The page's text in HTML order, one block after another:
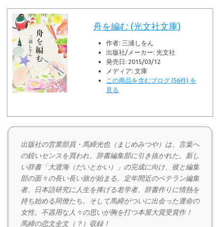
舟を編む (光文社文庫)
作者: 三浦しをん
出版社/メーカー: 光文社
発売日: 2015/03/12
メディア: 文庫
この商品を含むブログ (56件) を
見る
出版社の営業部員・馬締光也（まじめみつや）は、言葉へ
の鋭いセンスを買われ、辞書編集部に引き抜かれた。新し
い辞書「大渡海（だいとかい）」の完成に向け、彼と編集
部の面々の長い長い旅が始まる。定年間近のベテラン編集
者。日本語研究に人生を捧げる老学者。辞書作りに情熱を
持ち始める同僚たち。そして馬締がついに出会った運命の
女性。不器用な人々の思いが胸を打つ本屋大賞受賞作！
馬締の恋文全文（？）収録！